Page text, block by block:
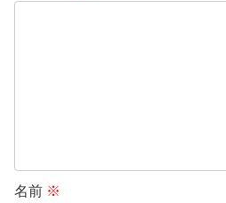
名前 ※